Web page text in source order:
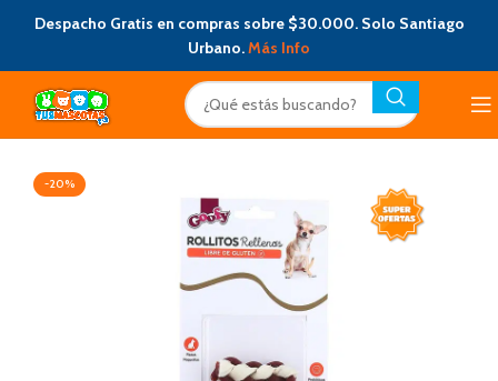
Despacho Gratis en compras sobre $30.000. Solo Santiago
Urbano.Más Info
-20%